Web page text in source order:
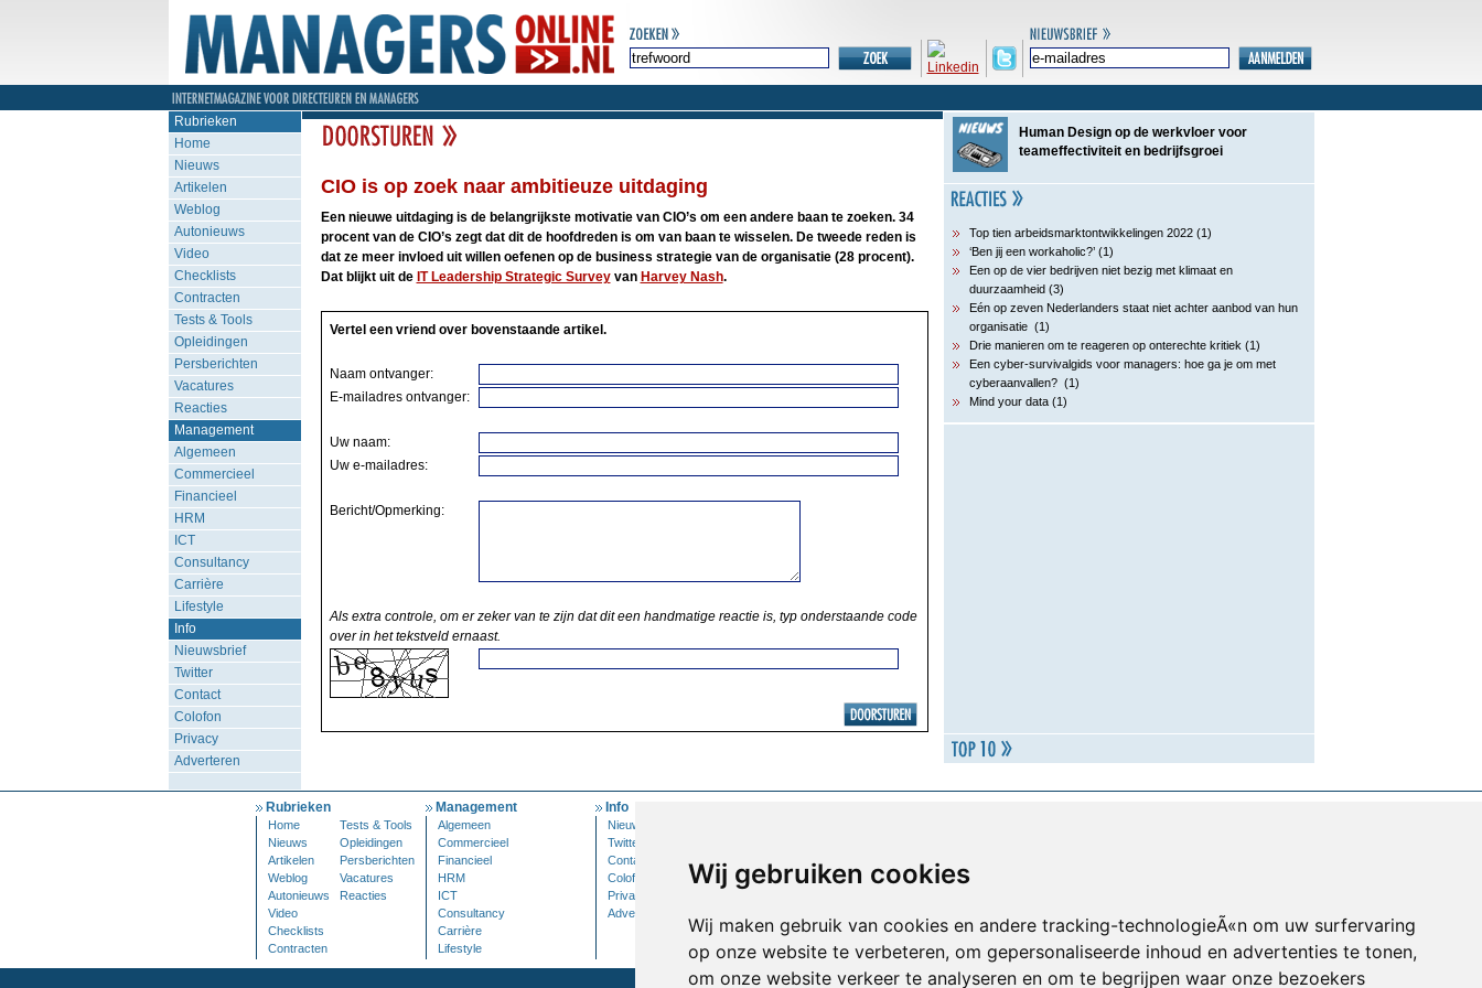
Wij gebruiken cookies
Wij maken gebruik van cookies en andere tracking-technologieÃ«n om uw surfervaring
op onze website te verbeteren, om gepersonaliseerde inhoud en advertenties te tonen,
om onze website verkeer te analyseren en om te begrijpen waar onze bezoekers
Rubrieken
Home
Nieuws
Artikelen
Weblog
Autonieuws
Video
Checklists
Contracten
Tests & Tools
Opleidingen
Persberichten
Vacatures
Reacties
Management
Algemeen
Commercieel
Financieel
HRM
ICT
Consultancy
Carrière
Lifestyle
Info
Nieuwsbrief
Twitter
Contact
Colofon
Privacy
Adverteren
CIO is op zoek naar ambitieuze uitdaging
Een nieuwe uitdaging is de belangrijkste motivatie van CIO’s om een andere baan te zoeken. 34
procent van de CIO’s zegt dat dit de hoofdreden is om van baan te wisselen. De tweede reden is
dat ze meer invloed uit willen oefenen op de business strategie van de organisatie (28 procent).
Dat blijkt uit de IT Leadership Strategic Surveyvan Harvey Nash.
Vertel een vriend over bovenstaande artikel.
Naam ontvanger:
E-mailadres ontvanger:
Uw naam:
Uw e-mailadres:
Bericht/Opmerking:
Als extra controle, om er zeker van te zijn dat dit een handmatige reactie is, typ onderstaande code
over in het tekstveld ernaast.
Human Design op de werkvloer voor
teameffectiviteit en bedrijfsgroei
Top tien arbeidsmarktontwikkelingen 2022 (1)
‘Ben jij een workaholic?’ (1)
Een op de vier bedrijven niet bezig met klimaat en
duurzaamheid (3)
Eén op zeven Nederlanders staat niet achter aanbod van hun
organisatie (1)
Drie manieren om te reageren op onterechte kritiek (1)
Een cyber-survivalgids voor managers: hoe ga je om met
cyberaanvallen? (1)
Mind your data (1)
Rubrieken
Home
Tests & Tools
Nieuws
Opleidingen
Artikelen
Persberichten
Weblog
Vacatures
Autonieuws
Reacties
Video
Checklists
Contracten
Management
Algemeen
Commercieel
Financieel
HRM
ICT
Consultancy
Carrière
Lifestyle
Info
Nieuwsbrief
Twitter
Contact
Colofon
Privacy
Adverteren